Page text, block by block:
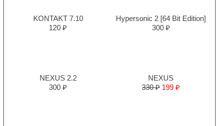
KONTAKT 7.10
120 ₽
Hypersonic 2 [64 Bit Edition]
300 ₽
NEXUS 2.2
300 ₽
NEXUS
330 ₽ 199 ₽